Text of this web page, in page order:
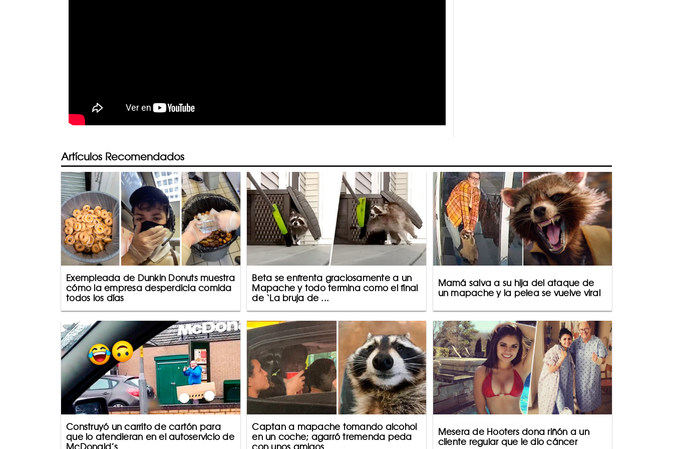
Artículos Recomendados
Exempleada de Dunkin Donuts muestra
cómo la empresa desperdicia comida
todos los días
Beta se enfrenta graciosamente a un
Mapache y todo termina como el final
de ‘La bruja de ...
Mamá salva a su hija del ataque de
un mapache y la pelea se vuelve viral
Construyó un carrito de cartón para
que lo atendieran en el autoservicio de
McDonald’s
Captan a mapache tomando alcohol
en un coche; agarró tremenda peda
con unos amigos
Mesera de Hooters dona riñón a un
cliente regular que le dio cáncer